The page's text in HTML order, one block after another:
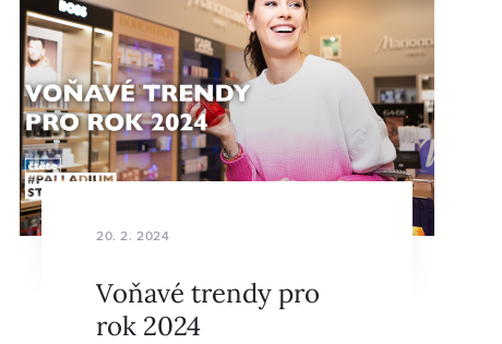
20. 2. 2024
Voňavé trendy pro
rok 2024